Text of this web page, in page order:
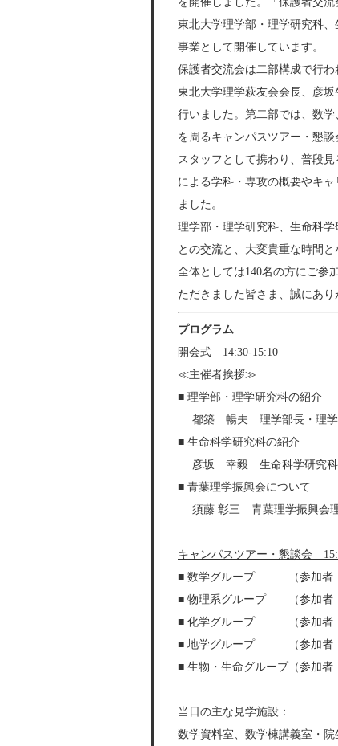
東北大学理学部・理学研究科
事業として開催しています。
保護者交流会は二部構成で行
東北大学理学萩友会会長、彦
行いました。第二部では、数
を周るキャンパスツアー・懇
スタッフとして携わり、普段
による学科・専攻の概要やキ
ました。
理学部・理学研究科、生命科
との交流と、大変貴重な時間と
全体としては140名の方にご参
ただきました皆さま、誠にあり
プログラム
開会式 14:30-15:10
≪主催者挨拶≫
■ 理学部・理学研究科の紹介
都築 暢夫 理学部長・理学
■ 生命科学研究科の紹介
彦坂 幸毅 生命科学研究科
■ 青葉理学振興会について
須藤 彰三 青葉理学振興会
キャンパスツアー・懇談会
■ 数学グループ （参加者：
■ 物理系グループ （参加者：
■ 化学グループ （参加者：
■ 地学グループ （参加者：
■ 生物・生命グループ（参加者
当日の主な見学施設：
数学資料室、数学棟講義室・